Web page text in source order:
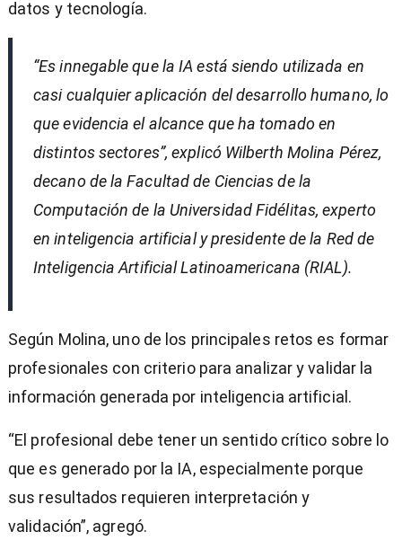
datos y tecnología.
“Es innegable que la IA está siendo utilizada en
casi cualquier aplicación del desarrollo humano, lo
que evidencia el alcance que ha tomado en
distintos sectores”, explicó Wilberth Molina Pérez,
decano de la Facultad de Ciencias de la
Computación de la Universidad Fidélitas, experto
en inteligencia artificial y presidente de la Red de
Inteligencia Artificial Latinoamericana (RIAL).
Según Molina, uno de los principales retos es formar
profesionales con criterio para analizar y validar la
información generada por inteligencia artificial.
“El profesional debe tener un sentido crítico sobre lo
que es generado por la IA, especialmente porque
sus resultados requieren interpretación y
validación”, agregó.